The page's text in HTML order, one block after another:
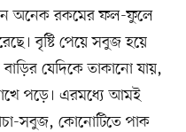
অনেক রকমের ফল-ফুলে
বৃষ্টি পেয়ে সবুজ হয়ে
যেদিকে তাকানো যায়,
পড়ে। এরমধ্যে আমই
সবুজ, কোনোটিতে পাক